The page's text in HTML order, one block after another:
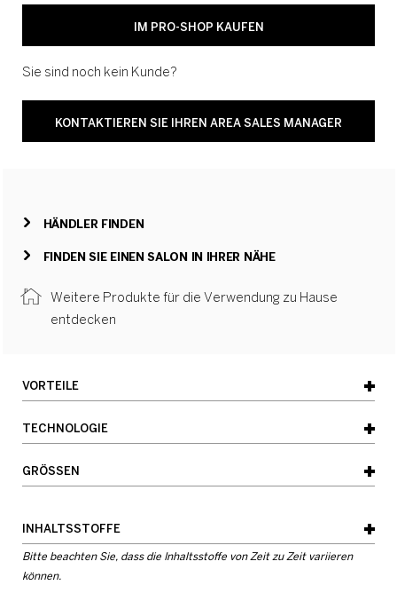
IM PRO-SHOP KAUFEN
Sie sind noch kein Kunde?
KONTAKTIEREN SIE IHREN AREA SALES MANAGER
HÄNDLER FINDEN
FINDEN SIE EINEN SALON IN IHRER NÄHE
Weitere Produkte für die Verwendung zu Hause
entdecken
VORTEILE
- Texturiert das Haar
- Memory-Effekt
- Haarpflege für mehr Volumen
TECHNOLOGIE
hilft, die Farbe zu erhalten
GRÖSSEN
150 ml
INHALTSSTOFFE
Bitte beachten Sie, dass die Inhaltsstoffe von Zeit zu Zeit variieren
können.